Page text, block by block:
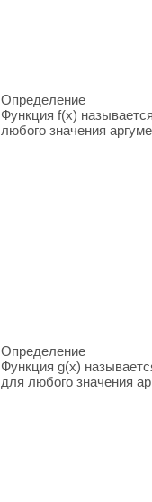
Определение
Функция f(x)
любого значения
Определение
Функция g(x)
для любого значения